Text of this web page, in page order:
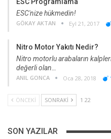
ESC'nize hükmedin!
GÖKAY AKTAN Eyl 21, 2017
Nitro Motor Yakıtı Nedir?
Nitro motorlu arabaların
değerli olan…
ANIL GONCA Oca 28, 2018
ÖNCEKI SONRAKI 1 22
SON YAZILAR